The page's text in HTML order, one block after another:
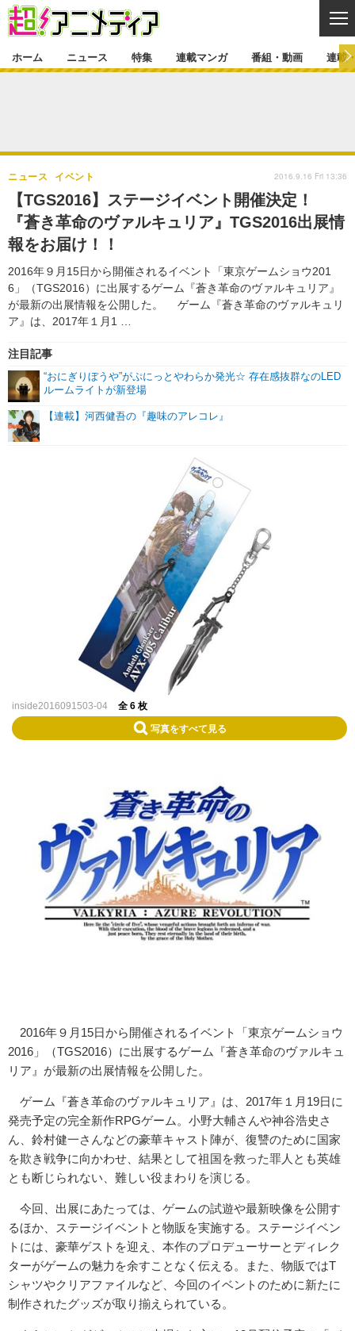
ゲーム・アプリ マンガ
グッズ イベント
声優
舞台 新帝スタ
特集一覧 カバー
ラキりす
連載マンガ
連載マンガ一覧 連載一覧
番組・動画
番組・動画一覧 ラジオ
動画
連載・ブログ
連載・ブログ一覧
編集部ブログ・お知らせ
ホーム ニュース 特集 連載マンガ 番組・動画 連載
【TGS2016】ステージイベント開催決定！
『蒼き革命のヴァルキュリア』TGS2016出展情
報をお届け！！
2016年９月15日から開催されるイベント「東京ゲームショウ201
6」（TGS2016）に出展するゲーム『蒼き革命のヴァルキュリア』
が最新の出展情報を公開した。 ゲーム『蒼き革命のヴァルキュリ
ア』は、2017年１月1 …
ニュース イベント
注目記事
“おにぎりぼうや”がぷにっとやわらか発光☆ 存在感抜群なのLED
ルームライトが新登場
【連載】河西健吾の『趣味のアレコレ』
2016.9.16 Fri 13:36
inside2016091503-04 全 6 枚
写真をすべて見る
2016年９月15日から開催されるイベント「東京ゲームショウ
2016」（TGS2016）に出展するゲーム『蒼き革命のヴァルキュ
リア』が最新の出展情報を公開した。
ゲーム『蒼き革命のヴァルキュリア』は、2017年１月19日に
発売予定の完全新作RPGゲーム。小野大輔さんや神谷浩史さ
ん、鈴村健一さんなどの豪華キャスト陣が、復讐のために国家
を欺き戦争に向かわせ、結果として祖国を救った罪人とも英雄
とも断じられない、難しい役まわりを演じる。
今回、出展にあたっては、ゲームの試遊や最新映像を公開す
るほか、ステージイベントと物販を実施する。ステージイベン
トには、豪華ゲストを迎え、本作のプロデューサーとディレク
ターがゲームの魅力を余すことなく伝える。また、物販ではT
シャツやクリアファイルなど、今回のイベントのために新たに
制作されたグッズが取り揃えられている。